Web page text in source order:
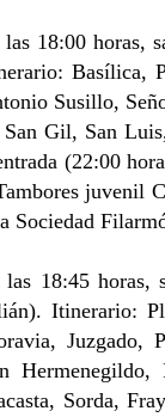
18:00 horas,
Basílica,
Susillo,
San Gil, San
(22:00
juvenil
Sociedad
18:45 horas,
Itinerario:
Juzgado,
Sorda,